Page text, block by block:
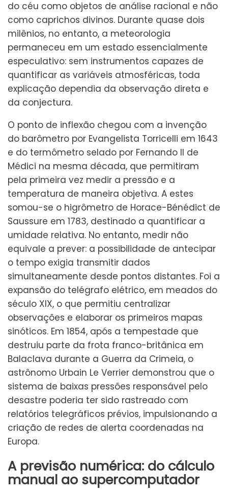
do céu como objetos de análise racional e não
como caprichos divinos. Durante quase dois
milênios, no entanto, a meteorologia
permaneceu em um estado essencialmente
especulativo: sem instrumentos capazes de
quantificar as variáveis atmosféricas, toda
explicação dependia da observação direta e
da conjectura.
O ponto de inflexão chegou com a invenção
do barômetro por Evangelista Torricelli em 1643
e do termômetro selado por Fernando II de
Médici na mesma década, que permitiram
pela primeira vez medir a pressão e a
temperatura de maneira objetiva. A estes
somou-se o higrômetro de Horace-Bénédict de
Saussure em 1783, destinado a quantificar a
umidade relativa. No entanto, medir não
equivale a prever: a possibilidade de antecipar
o tempo exigia transmitir dados
simultaneamente desde pontos distantes. Foi a
expansão do telégrafo elétrico, em meados do
século XIX, o que permitiu centralizar
observações e elaborar os primeiros mapas
sinóticos. Em 1854, após a tempestade que
destruiu parte da frota franco-britânica em
Balaclava durante a Guerra da Crimeia, o
astrônomo Urbain Le Verrier demonstrou que o
sistema de baixas pressões responsável pelo
desastre poderia ter sido rastreado com
relatórios telegráficos prévios, impulsionando a
criação de redes de alerta coordenadas na
Europa.
A previsão numérica: do cálculo
manual ao supercomputador